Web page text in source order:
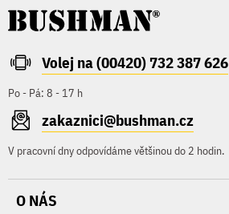
Volej na (00420) 732 387 626
Po - Pá: 8 - 17 h
zakaznici@bushman.cz
V pracovní dny odpovídáme většinou do 2 hodin.
O NÁS